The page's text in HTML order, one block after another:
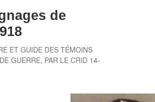
de
ET GUIDE DES TÉMOINS
GUERRE, PAR LE CRID 14-